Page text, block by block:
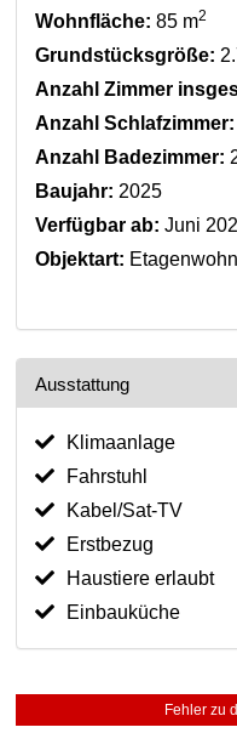
Wohnfläche: 85 m2
Grundstücksgröße:
Anzahl Zimmer
Anzahl Schlafzimmer:
Anzahl Badezimmer:
Baujahr: 2025
Verfügbar ab: Juni
Objektart:
Ausstattung
Klimaanlage
Fahrstuhl
Kabel/Sat-TV
Erstbezug
Haustiere erlaubt
Einbauküche
Fehler zu